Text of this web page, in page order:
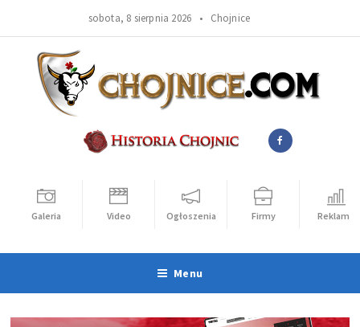
sobota, 8 sierpnia 2026 • Chojnice
Galeria Video Ogłoszenia Firmy Reklama
Menu